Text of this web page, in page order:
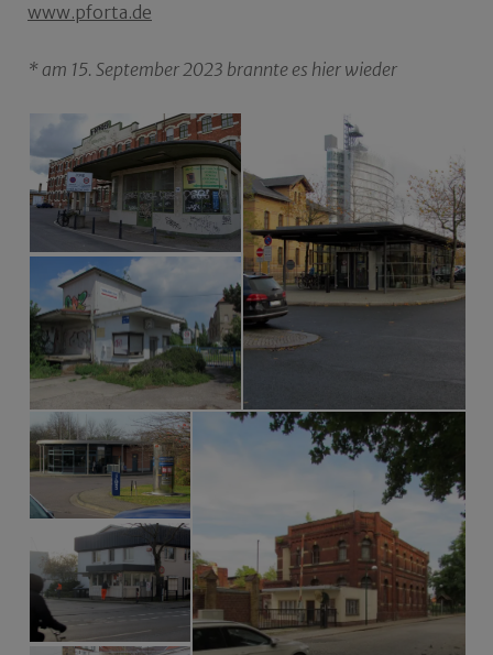
www.pforta.de
* am 15. September 2023 brannte es hier wieder